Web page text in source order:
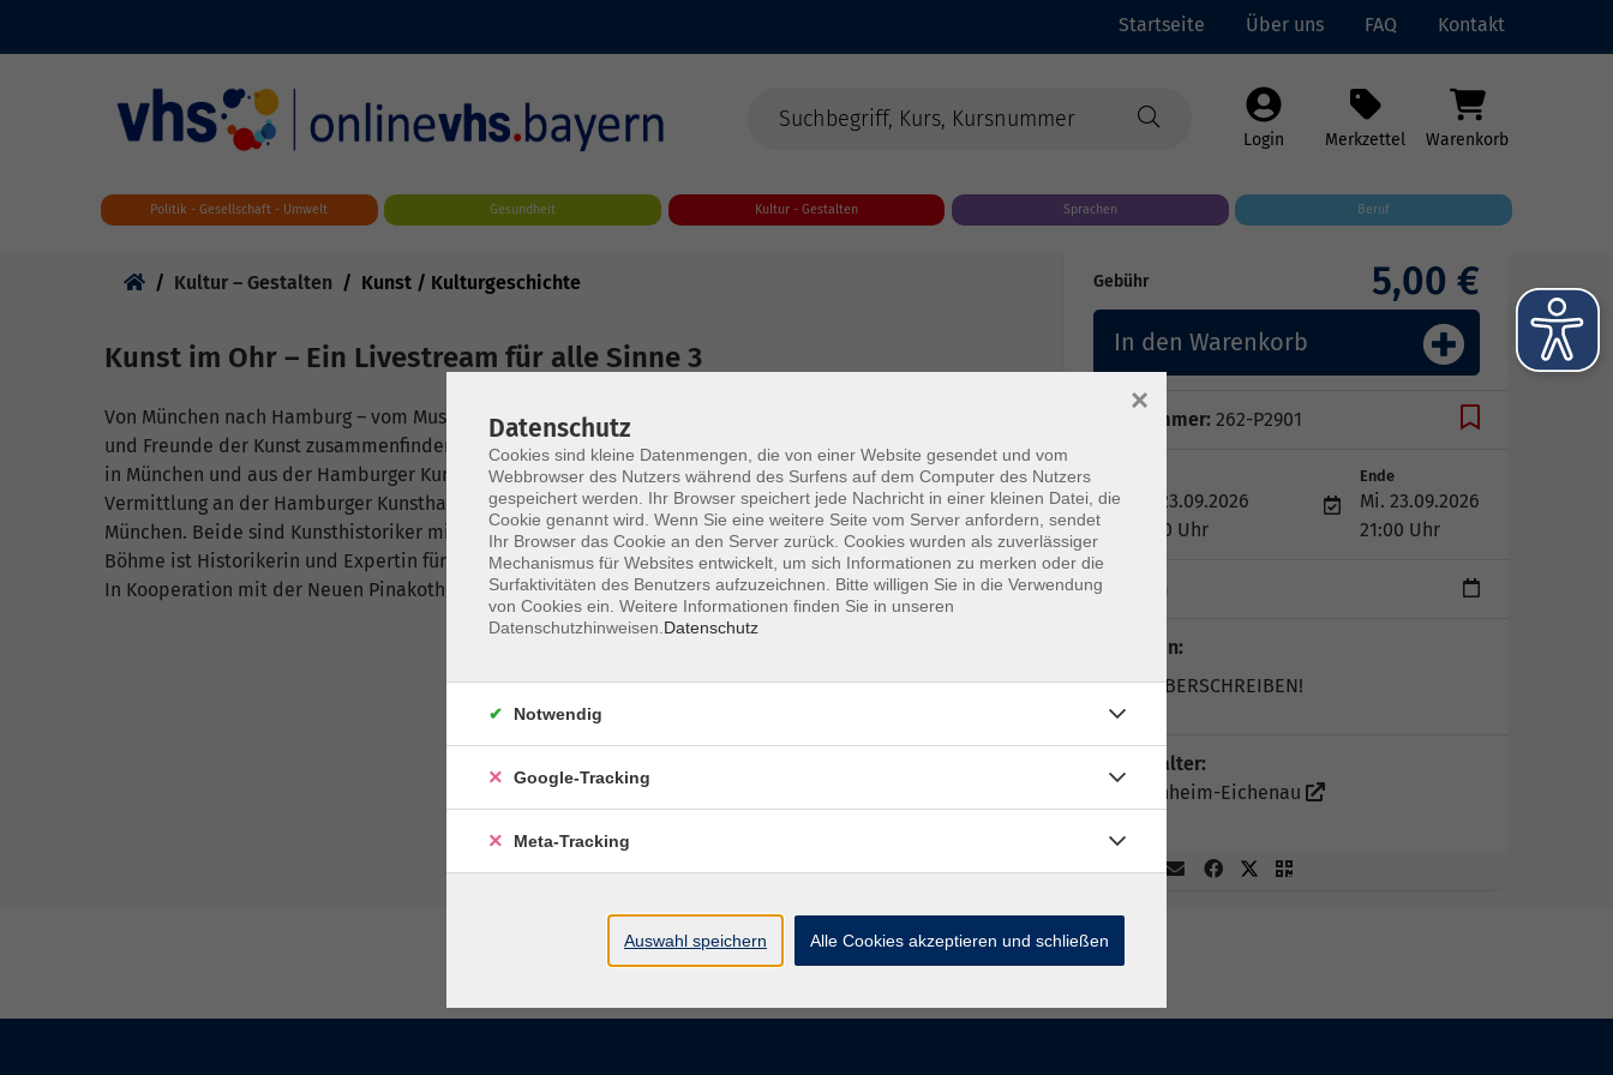
Skip to main content
Startseite Über uns FAQ Kontakt
Login Merkzettel Warenkorb
Politik - Gesellschaft - Umwelt Gesundheit Kultur - Gestalten Sprachen Beruf
Kultur – Gestalten Kunst / Kulturgeschichte
Kunst im Ohr – Ein Livestream für alle Sinne 3
Von München nach Hamburg – vom Museum zu Ihnen! Seien Sie dabei, wenn sich drei Freund:innen
und Freunde der Kunst zusammenfinden und über bedeutende Kunstwerke aus der Neuen Pinakothek
in München und aus der Hamburger Kunsthalle austauschen. Andrea Weniger leitet die Bildung und
Vermittlung an der Hamburger Kunsthalle, Jochen Meister arbeitet an der Neuen Pinakothek in
München. Beide sind Kunsthistoriker mit langjähriger Erfahrung in der Kunstvermittlung. Claudia
Böhme ist Historikerin und Expertin für kulturelle Angebote für Menschen mit Sehbehinderung.
In Kooperation mit der Neuen Pinakothek in München und der Hamburger Kunsthalle.
Gebühr 5,00 €
In den Warenkorb
Kursnummer: 262-P2901
Mi. 23.09.2026
19:30 Uhr
Ende
Mi. 23.09.2026
21:00 Uhr
1 Termin
Dozent*in:
NICHT ÜBERSCHREIBEN!
Veranstalter:
vhs Puchheim-Eichenau
Datenschutz
Cookies sind kleine Datenmengen, die von einer Website gesendet und vom
Webbrowser des Nutzers während des Surfens auf dem Computer des Nutzers
gespeichert werden. Ihr Browser speichert jede Nachricht in einer kleinen Datei, die
Cookie genannt wird. Wenn Sie eine weitere Seite vom Server anfordern, sendet
Ihr Browser das Cookie an den Server zurück. Cookies wurden als zuverlässiger
Mechanismus für Websites entwickelt, um sich Informationen zu merken oder die
Surfaktivitäten des Benutzers aufzuzeichnen. Bitte willigen Sie in die Verwendung
von Cookies ein. Weitere Informationen finden Sie in unseren
Datenschutzhinweisen. Datenschutz
×
Notwendig
Google-Tracking
Meta-Tracking
Auswahl speichern Alle Cookies akzeptieren und schließen